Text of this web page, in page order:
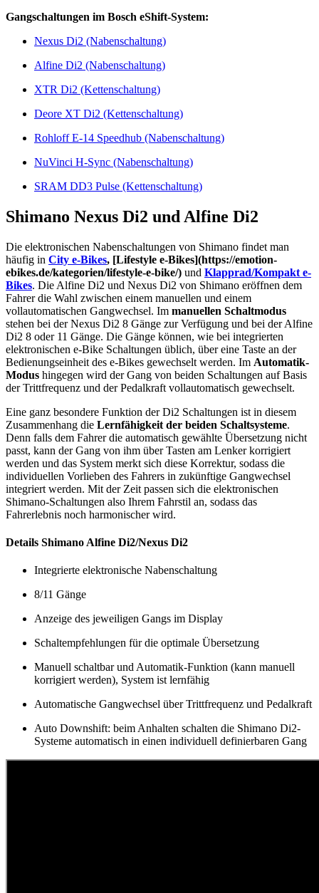
Gangschaltungen im Bosch eShift-System:
Nexus Di2 (Nabenschaltung)
Alfine Di2 (Nabenschaltung)
XTR Di2 (Kettenschaltung)
Deore XT Di2 (Kettenschaltung)
Rohloff E-14 Speedhub (Nabenschaltung)
NuVinci H-Sync (Nabenschaltung)
SRAM DD3 Pulse (Kettenschaltung)
Shimano Nexus Di2 und Alfine Di2
Die elektronischen Nabenschaltungen von Shimano findet man
häufig in City e-Bikes, [Lifestyle e-Bikes](https://emotion-
ebikes.de/kategorien/lifestyle-e-bike/) und Klapprad/Kompakt e-
Bikes. Die Alfine Di2 und Nexus Di2 von Shimano eröffnen dem
Fahrer die Wahl zwischen einem manuellen und einem
vollautomatischen Gangwechsel. Im manuellen Schaltmodus
stehen bei der Nexus Di2 8 Gänge zur Verfügung und bei der Alfine
Di2 8 oder 11 Gänge. Die Gänge können, wie bei integrierten
elektronischen e-Bike Schaltungen üblich, über eine Taste an der
Bedienungseinheit des e-Bikes gewechselt werden. Im Automatik-
Modus hingegen wird der Gang von beiden Schaltungen auf Basis
der Trittfrequenz und der Pedalkraft vollautomatisch gewechselt.
Eine ganz besondere Funktion der Di2 Schaltungen ist in diesem
Zusammenhang die Lernfähigkeit der beiden Schaltsysteme.
Denn falls dem Fahrer die automatisch gewählte Übersetzung nicht
passt, kann der Gang von ihm über Tasten am Lenker korrigiert
werden und das System merkt sich diese Korrektur, sodass die
individuellen Vorlieben des Fahrers in zukünftige Gangwechsel
integriert werden. Mit der Zeit passen sich die elektronischen
Shimano-Schaltungen also Ihrem Fahrstil an, sodass das
Fahrerlebnis noch harmonischer wird.
Details Shimano Alfine Di2/Nexus Di2
Integrierte elektronische Nabenschaltung
8/11 Gänge
Anzeige des jeweiligen Gangs im Display
Schaltempfehlungen für die optimale Übersetzung
Manuell schaltbar und Automatik-Funktion (kann manuell
korrigiert werden), System ist lernfähig
Automatische Gangwechsel über Trittfrequenz und Pedalkraft
Auto Downshift: beim Anhalten schalten die Shimano Di2-
Systeme automatisch in einen individuell definierbaren Gang